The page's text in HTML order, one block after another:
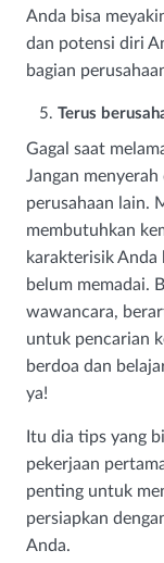
Anda bisa
dan potensi diri
bagian
Terus
Gagal saat
Jangan
perusahaan lain.
membutuhkan
karakterisik
belum memadai.
wawancara,
untuk pencarian
berdoa dan
ya!
Itu dia tips yang
pekerjaan
penting untuk
persiapkan
Anda.